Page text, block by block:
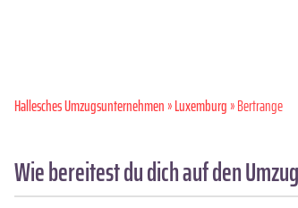
Hallesches Umzugsunternehmen»Luxemburg» Bertrange
Wie bereitest du dich auf den